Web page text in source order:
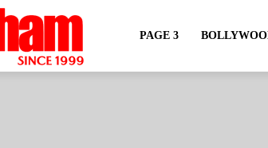
PAGE 3